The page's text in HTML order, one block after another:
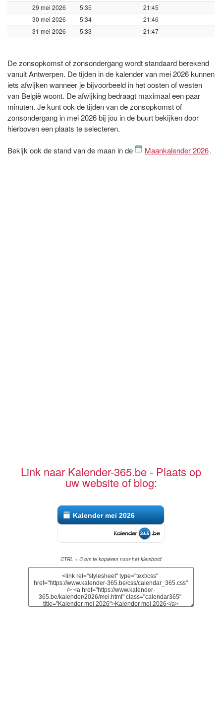
29 mei 2026
5:35
21:45
30 mei 2026
5:34
21:46
31 mei 2026
5:33 21:47
De zonsopkomst of zonsondergang wordt standaard berekend
vanuit Antwerpen. De tijden in de kalender van mei 2026 kunnen
iets afwijken wanneer je bijvoorbeeld in het oosten of westen
van België woont. De afwijking bedraagt maximaal een paar
minuten. Je kunt ook de tijden van de zonsopkomst of
zonsondergang in mei 2026 bij jou in de buurt bekijken door
hierboven een plaats te selecteren.
Bekijk ook de stand van de maan in de Maankalender 2026.
Link naar Kalender-365.be - Plaats op
uw website of blog:
Kalender mei 2026
CTRL + C om te kopiëren naar het klembord